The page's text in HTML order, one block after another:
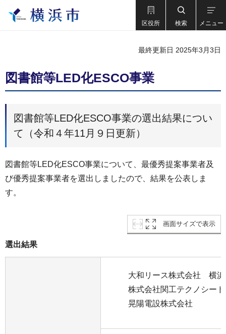
区役所 検索 メニュー
最終更新日 2025年3月3日
図書館等LED化ESCO事業
図書館等LED化ESCO事業の選出結果につい
て（令和４年11月９日更新）
図書館等LED化ESCO事業について、最優秀提案事業者及
び優秀提案事業者を選出しましたので、結果を公表しま
す。
画面サイズで表示
選出結果
大和リース株式会社 横浜
株式会社関工テクノシード
晃陽電設株式会社